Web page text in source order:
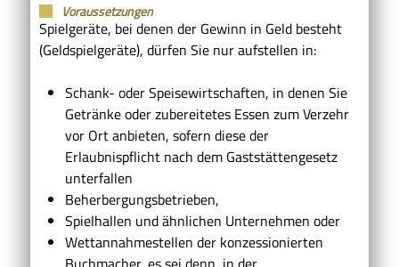
Voraussetzungen
Spielgeräte, bei denen der Gewinn in Geld besteht
(Geldspielgeräte), dürfen Sie nur aufstellen in:
Schank- oder Speisewirtschaften, in denen Sie
Getränke oder zubereitetes Essen zum Verzehr
vor Ort anbieten, sofern diese der
Erlaubnispflicht nach dem Gaststättengesetz
unterfallen
Beherbergungsbetrieben,
Spielhallen und ähnlichen Unternehmen oder
Wettannahmestellen der konzessionierten